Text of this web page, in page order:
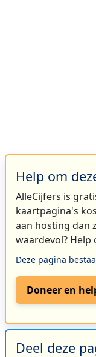
Help om
AlleCijfers is
kaartpagina's
aan hosting dan
waardevol? Help
Deze pagina
Doneer en
Deel deze